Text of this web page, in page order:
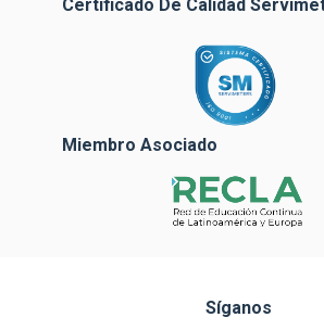
Certificado De Calidad
Miembro Asociado
Síganos